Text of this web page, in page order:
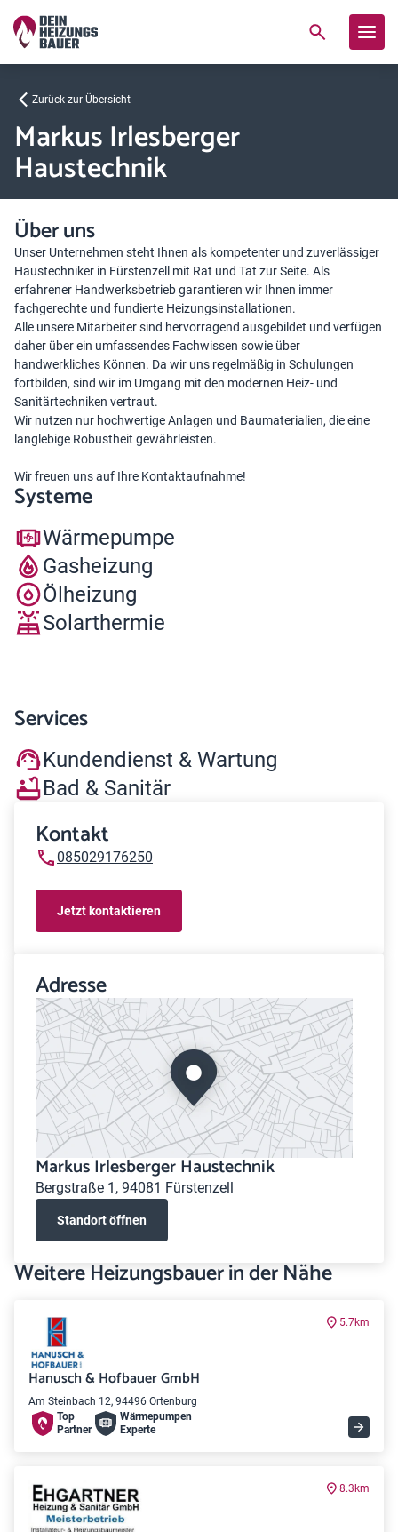
Zurück zur Übersicht
Markus Irlesberger
Haustechnik
Über uns
Unser Unternehmen steht Ihnen als kompetenter und zuverlässiger
Haustechniker in Fürstenzell mit Rat und Tat zur Seite. Als
erfahrener Handwerksbetrieb garantieren wir Ihnen immer
fachgerechte und fundierte Heizungsinstallationen.
Alle unsere Mitarbeiter sind hervorragend ausgebildet und verfügen
daher über ein umfassendes Fachwissen sowie über
handwerkliches Können. Da wir uns regelmäßig in Schulungen
fortbilden, sind wir im Umgang mit den modernen Heiz- und
Sanitärtechniken vertraut.
Wir nutzen nur hochwertige Anlagen und Baumaterialien, die eine
langlebige Robustheit gewährleisten.
Wir freuen uns auf Ihre Kontaktaufnahme!
Systeme
Wärmepumpe
Gasheizung
Ölheizung
Solarthermie
Services
Kundendienst & Wartung
Bad & Sanitär
Kontakt
085029176250
Jetzt kontaktieren
Adresse
Markus Irlesberger Haustechnik
Bergstraße 1, 94081 Fürstenzell
Standort öffnen
Weitere Heizungsbauer in der Nähe
5.7km
Hanusch & Hofbauer GmbH
Am Steinbach 12, 94496 Ortenburg
Top
Partner
Wärme­pumpen
Experte
8.3km